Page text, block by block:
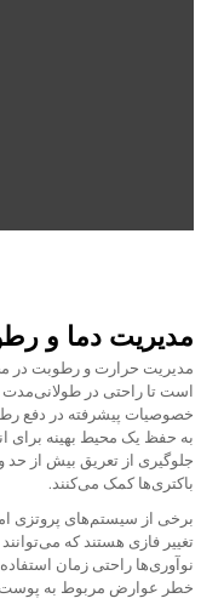
مدیریت دما و
مدیریت حرارت و رطوبت در
است تا راحتی در
خصوصیات پیشرفته در دفع
به حفظ یک محیط بهینه برای
جلوگیری از تعریق بیش از
باکتری‌ها کمک می‌کنند.
برخی از سیستم‌های پروتزی
تغییر فازی هستند که
نوآوری‌ها راحتی زمان
خطر عوارض مربوط به